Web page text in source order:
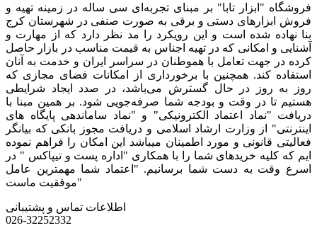
فروشگاه "ابزار تابا" بر مبنای تجربه‌ای سی ساله در زمینه تهیه و
فروش ابزارهای دستی و برقی به صورت صنفی در شهرستان کرج
بنا نهاده شده است و این رویکرد را مد نظر دارد که از مهارت و
آشنایی و امکانی که در تهیه اجناس به قیمت مناسب در بازار حاصل
کرده در جهت تعامل با هموطنان در سراسر ایران و خدمت به آنان
استفاده کند. همچنین با برخورداری از امکانات فضای مجازی که
روز به روز در حال گسترش می‌باشد، در صدد ایجاد شرایطی
هستیم تا در وقت و بودجه شما صرفه‌جویی شود. بر همین مبنا با
دریافت "نماد اعتماد الکترونیکی" و "نماد ساماندهی پایگاه های
اینترنتی" از وزارت ارشاد اسلامی و دریافت مجوز بانکی که بیانگر
فعالیتی قانونی و مورد اطمینان میباشد این امکان را فراهم نموده
ایم که کلیه خریدهای شما را با همکاری "اداره پست و تیپاکس " در
اسرع وقت به دست شما برسانیم. "اعتماد شما مهمترین عامل
موفقیت ماست"
اطلاعات تماس و پشتیبانی
026-32252332